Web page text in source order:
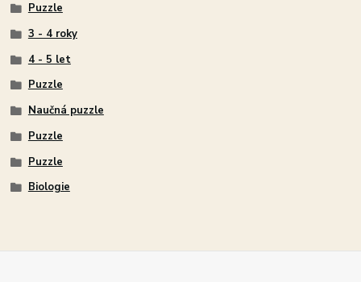
Puzzle
3 - 4 roky
4 - 5 let
Puzzle
Naučná puzzle
Puzzle
Puzzle
Biologie